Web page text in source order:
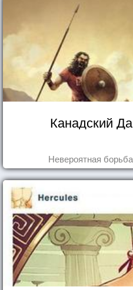
Канадский
Невероятная